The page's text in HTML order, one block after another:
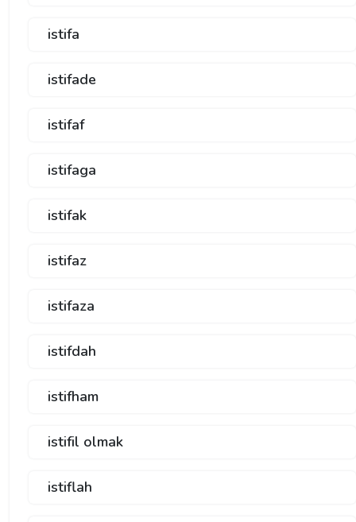
istifa
istifade
istifaf
istifaga
istifak
istifaz
istifaza
istifdah
istifham
istifil olmak
istiflah